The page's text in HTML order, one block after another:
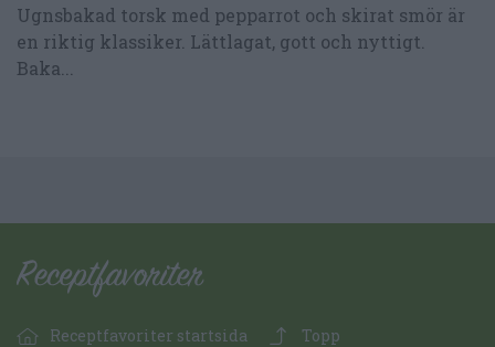
Ugnsbakad torsk med pepparrot och skirat smör är
en riktig klassiker. Lättlagat, gott och nyttigt.
Baka...
Receptfavoriter startsida Topp